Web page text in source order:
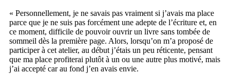
« Personnellement, je ne savais pas vraiment si j’avais ma place
parce que je ne suis pas forcément une adepte de l’écriture et, en
ce moment, difficile de pouvoir ouvrir un livre sans tombée de
sommeil dès la première page. Alors, lorsqu’on m’a proposé de
participer à cet atelier, au début j’étais un peu réticente, pensant
que ma place profiterai plutôt à un ou une autre plus motivé, mais
j’ai accepté car au fond j’en avais envie.